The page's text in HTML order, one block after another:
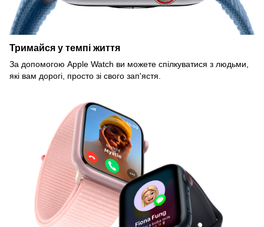
Тримайся у темпі життя
За допомогою Apple Watch ви можете спілкуватися з людьми,
які вам дорогі, просто зі свого зап'ястя.